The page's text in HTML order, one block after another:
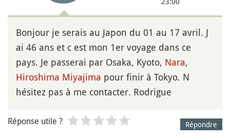
Bonjour je serais au Japon du 01 au 17 avril. J
ai 46 ans et c est mon 1er voyage dans ce
pays. Je passerai par Osaka, Kyoto, Nara,
Hiroshima Miyajima pour finir à Tokyo. N
hésitez pas à me contacter. Rodrigue
Répondre
Réponse utile ?